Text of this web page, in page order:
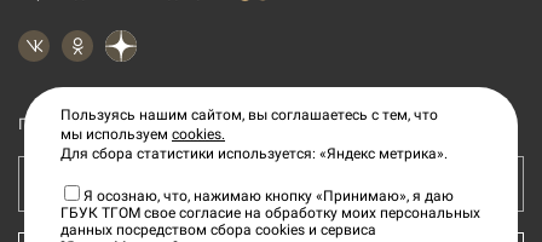
Подпишитесь на рассылку новостей
Ваш e-mail адрес
Пользуясь нашим сайтом, вы соглашаетесь с тем, что
мы используем cookies.
Для сбора статистики используется: «Яндекс метрика».
Я осознаю, что, нажимаю кнопку «Принимаю», я даю
ГБУК ТГОМ свое согласие на обработку моих персональных
данных посредством сбора cookies и сервиса